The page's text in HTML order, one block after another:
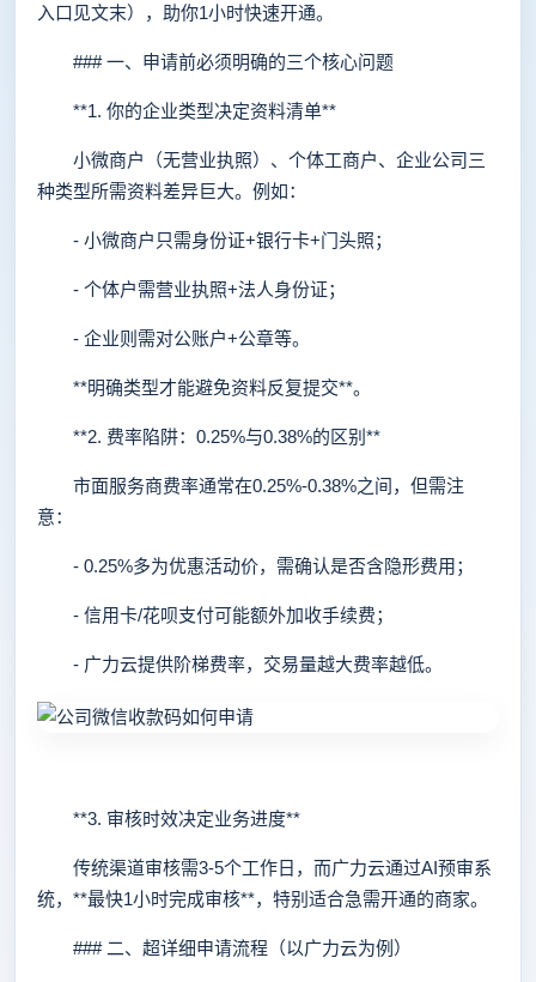
入口见文末），助你1小时快速开通。
### 一、申请前必须明确的三个核心问题
**1. 你的企业类型决定资料清单**
小微商户（无营业执照）、个体工商户、企业公司三
种类型所需资料差异巨大。例如：
- 小微商户只需身份证+银行卡+门头照；
- 个体户需营业执照+法人身份证；
- 企业则需对公账户+公章等。
**明确类型才能避免资料反复提交**。
**2. 费率陷阱：0.25%与0.38%的区别**
市面服务商费率通常在0.25%-0.38%之间，但需注
意：
- 0.25%多为优惠活动价，需确认是否含隐形费用；
- 信用卡/花呗支付可能额外加收手续费；
- 广力云提供阶梯费率，交易量越大费率越低。
**3. 审核时效决定业务进度**
传统渠道审核需3-5个工作日，而广力云通过AI预审系
统，**最快1小时完成审核**，特别适合急需开通的商家。
### 二、超详细申请流程（以广力云为例）